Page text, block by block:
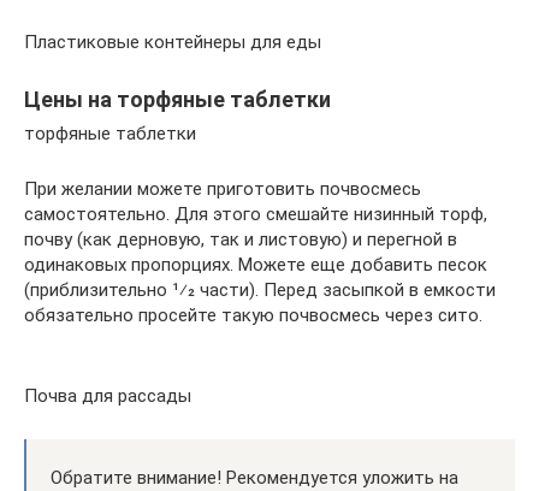
Пластиковые контейнеры для еды
Цены на торфяные таблетки
торфяные таблетки
При желании можете приготовить почвосмесь
самостоятельно. Для этого смешайте низинный торф,
почву (как дерновую, так и листовую) и перегной в
одинаковых пропорциях. Можете еще добавить песок
(приблизительно 1⁄2 части). Перед засыпкой в емкости
обязательно просейте такую почвосмесь через сито.
Почва для рассады
Обратите внимание! Рекомендуется уложить на